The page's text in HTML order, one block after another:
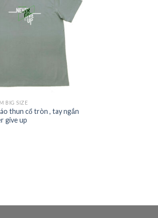
Add to
Wishlist
BIG SIZE
thun cổ tròn , tay ngắn
give up